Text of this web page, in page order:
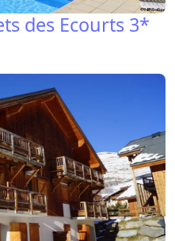
des Ecourts 3*